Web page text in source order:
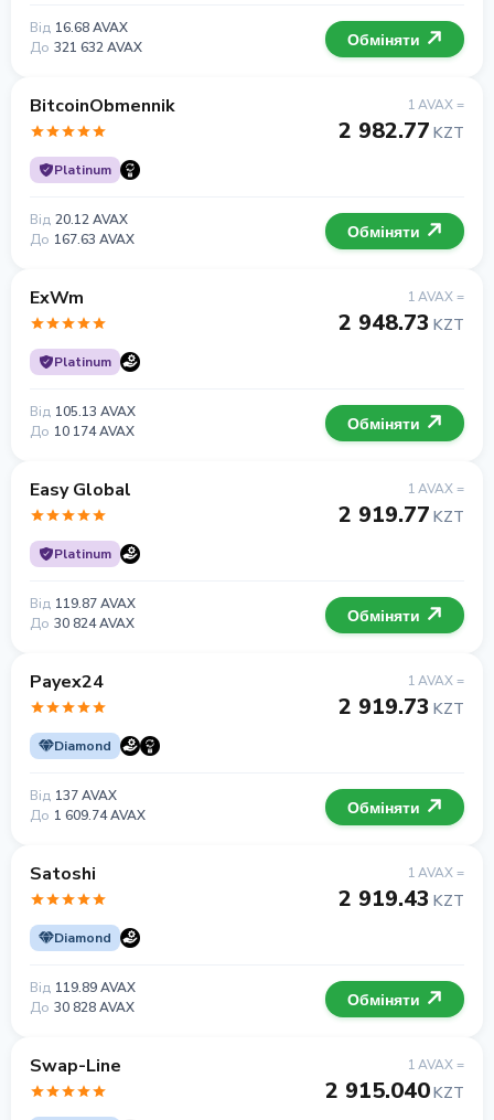
Від 16.68 AVAX
До 321 632 AVAX Обміняти
BitcoinObmennik
Platinum
1 AVAX =
2 982.77 KZT
Від 20.12 AVAX
До 167.63 AVAX Обміняти
ExWm
Platinum
1 AVAX =
2 948.73 KZT
Від 105.13 AVAX
До 10 174 AVAX Обміняти
Easy Global
Platinum
1 AVAX =
2 919.77 KZT
Від 119.87 AVAX
До 30 824 AVAX Обміняти
Payex24
Diamond
1 AVAX =
2 919.73 KZT
Від 137 AVAX
До 1 609.74 AVAX Обміняти
Satoshi
Diamond
1 AVAX =
2 919.43 KZT
Від 119.89 AVAX
До 30 828 AVAX Обміняти
Swap-Line 1 AVAX =
2 915.040KZT